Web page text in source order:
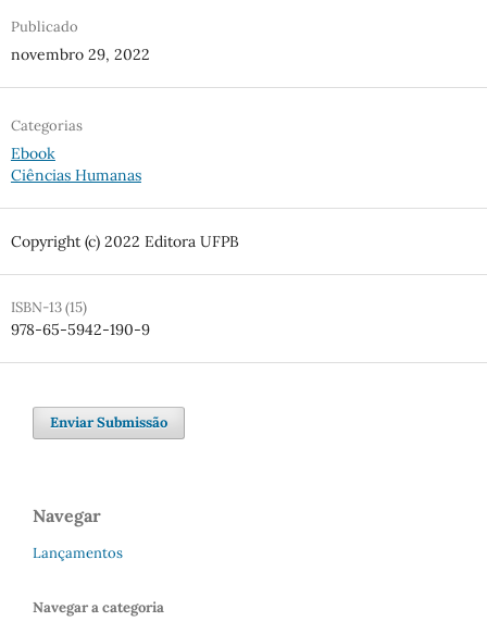
Publicado
novembro 29, 2022
Categorias
Ebook
Ciências Humanas
Copyright (c) 2022 Editora UFPB
ISBN-13 (15)
978-65-5942-190-9
Enviar Submissão
Navegar
Lançamentos
Navegar a categoria